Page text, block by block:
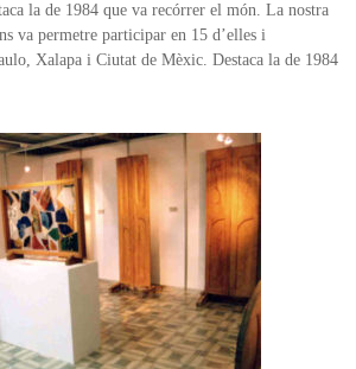
la de 1984 que va recórrer el món. La nostra
va permetre participar en 15 d’elles i
Xalapa i Ciutat de Mèxic. Destaca la de 1984